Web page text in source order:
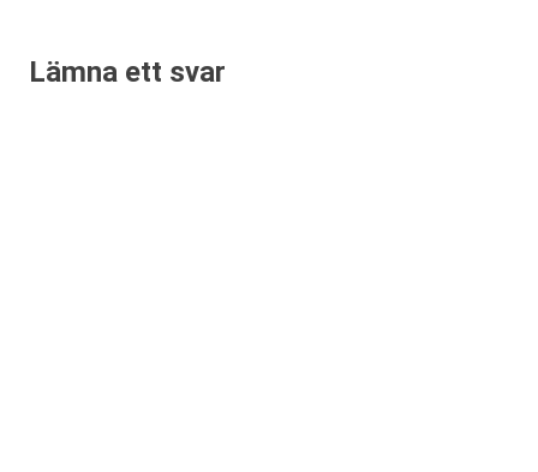
Lämna ett svar